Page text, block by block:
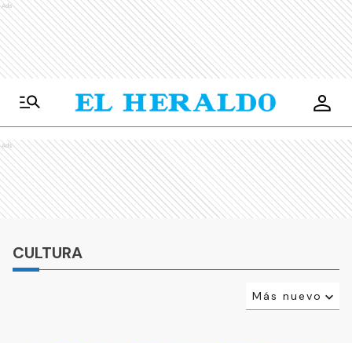
Ads
Ads
CULTURA
Más nuevo